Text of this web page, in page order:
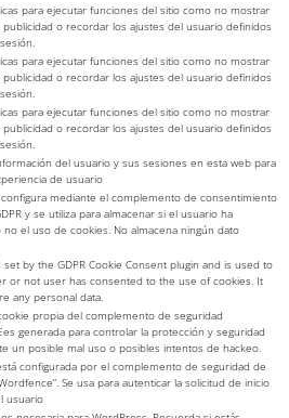
para ejecutar funciones del sitio como no mostrar
o recordar los ajustes del usuario definidos
para ejecutar funciones del sitio como no mostrar
o recordar los ajustes del usuario definidos
para ejecutar funciones del sitio como no mostrar
o recordar los ajustes del usuario definidos
del usuario y sus sesiones en esta web para
de usuario
configura mediante el complemento de consentimiento
y se utiliza para almacenar si el usuario ha
el uso de cookies. No almacena ningún dato
set by the GDPR Cookie Consent plugin and is used to
or not user has consented to the use of cookies. It
any personal data.
propia del complemento de seguridad
generada para controlar la protección y seguridad
un posible mal uso o posibles intentos de hackeo.
configurada por el complemento de seguridad de
Se usa para autenticar la solicitud de inicio
usuario